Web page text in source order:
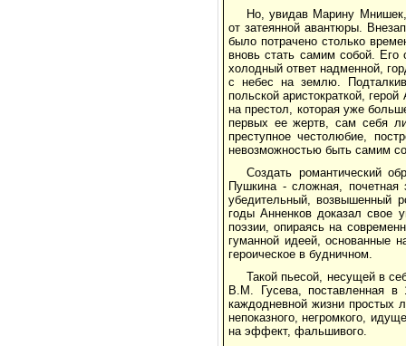
Но, увидав Марину Мнишек,
от затеянной авантюры.
было потрачено столько
вновь стать самим собой.
холодный ответ надменной,
с небес на землю.
польской аристократкой,
на престол, которая уже
первых ее жертв, сам себя
преступное честолюбие,
невозможностью быть самим
Создать романтический
Пушкина - сложная,
убедительный, возвышенный
годы Анненков доказал свое
поэзии, опираясь на
гуманной идеей, основанные
героическое в будничном.
Такой пьесой, несущей в
В.М. Гусева, поставленная
каждодневной жизни простых
непоказного, негромкого,
на эффект, фальшивого.